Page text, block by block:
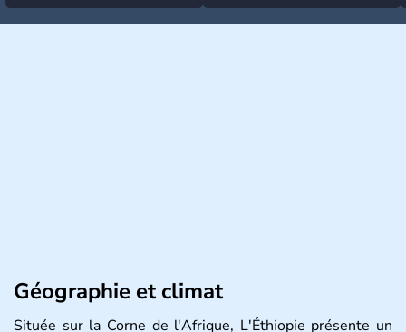
Géographie et climat
Située sur la Corne de l'Afrique, L'Éthiopie présente un